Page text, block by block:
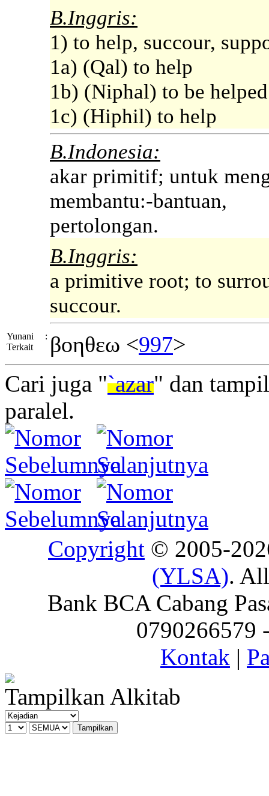
B.Inggris:
1) to help, succour,
1a) (Qal) to help
1b) (Niphal) to be helped
1c) (Hiphil) to help
B.Indonesia:
akar primitif; untuk
membantu:-bantuan,
pertolongan.
B.Inggris:
a primitive root; to
succour.
Yunani
Terkait
: βοηθεω <997>
Cari juga "`azar" dan
paralel.
Copyright © 2005-
(YLSA).
Bank BCA Cabang
0790266579
Kontak |
Tampilkan Alkitab